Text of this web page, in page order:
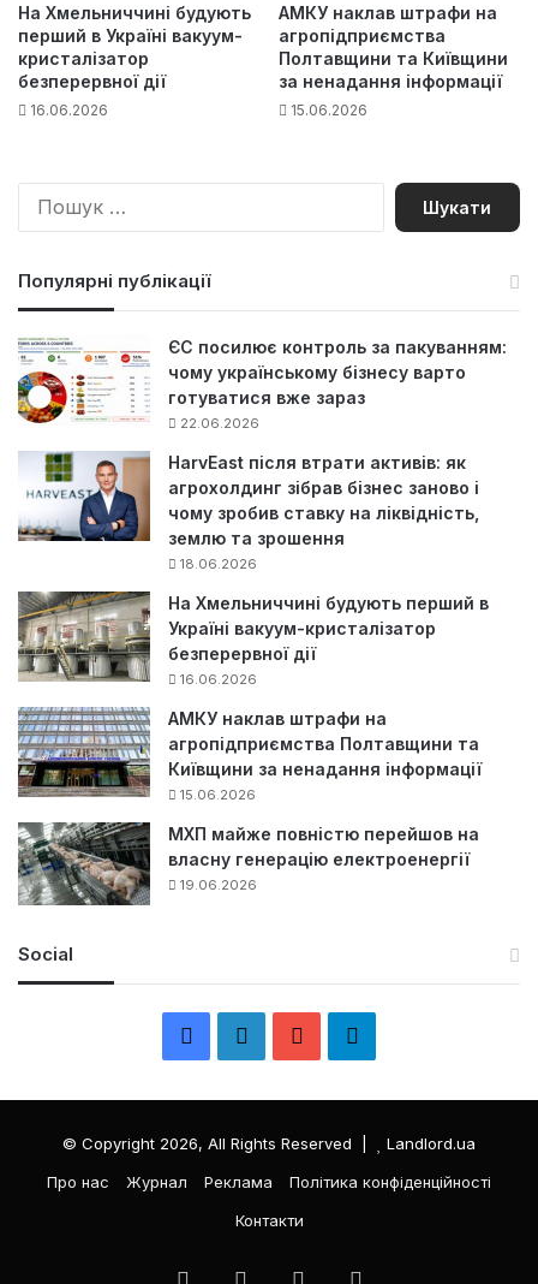
На Хмельниччині будують
перший в Україні вакуум-
кристалізатор
безперервної дії
16.06.2026
АМКУ наклав штрафи на
агропідприємства
Полтавщини та Київщини
за ненадання інформації
15.06.2026
П
Популярні публікації
ЄС посилює контроль за пакуванням:
чому українському бізнесу варто
готуватися вже зараз
22.06.2026
HarvEast після втрати активів: як
агрохолдинг зібрав бізнес заново і
чому зробив ставку на ліквідність,
землю та зрошення
18.06.2026
На Хмельниччині будують перший в
Україні вакуум-кристалізатор
безперервної дії
16.06.2026
АМКУ наклав штрафи на
агропідприємства Полтавщини та
Київщини за ненадання інформації
15.06.2026
МХП майже повністю перейшов на
власну генерацію електроенергії
19.06.2026
Social
c
e
n
k
e
T
л
е
р
© Copyright 2026, All Rights Reserved |
Landlord.ua
Про нас
Журнал Реклама
Політика конфіденційності
Контакти